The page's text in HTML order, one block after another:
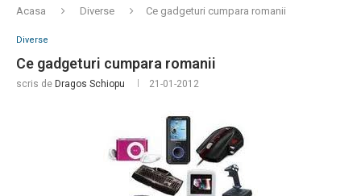
Acasa Diverse Ce gadgeturi cumpara romanii
Diverse
Ce gadgeturi cumpara romanii
scris de Dragos Schiopu 21-01-2012